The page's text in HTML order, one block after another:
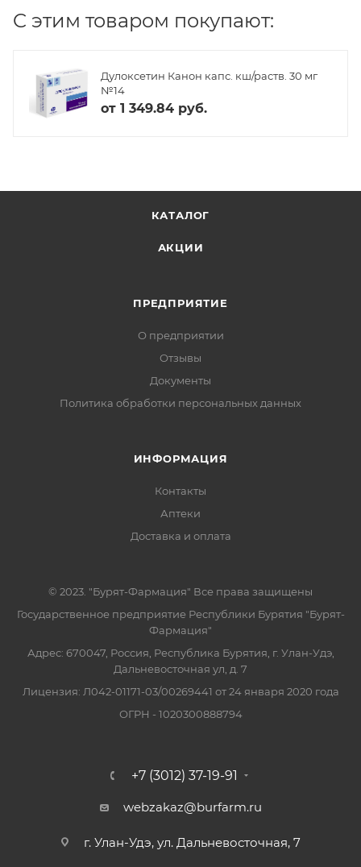
C этим товаром покупают:
Дулоксетин Канон капс. кш/раств. 30 мг
№14
от 1 349.84 руб.
КАТАЛОГ
АКЦИИ
ПРЕДПРИЯТИЕ
О предприятии
Отзывы
Документы
Политика обработки персональных данных
ИНФОРМАЦИЯ
Контакты
Аптеки
Доставка и оплата
© 2023. "Бурят-Фармация" Все права защищены
Государственное предприятие Республики Бурятия "Бурят-
Фармация"
Адрес: 670047, Россия, Республика Бурятия, г. Улан-Удэ,
Дальневосточная ул, д. 7
Лицензия: Л042-01171-03/00269441 от 24 января 2020 года
ОГРН - 1020300888794
+7 (3012) 37-19-91
webzakaz@burfarm.ru
г. Улан-Удэ, ул. Дальневосточная, 7